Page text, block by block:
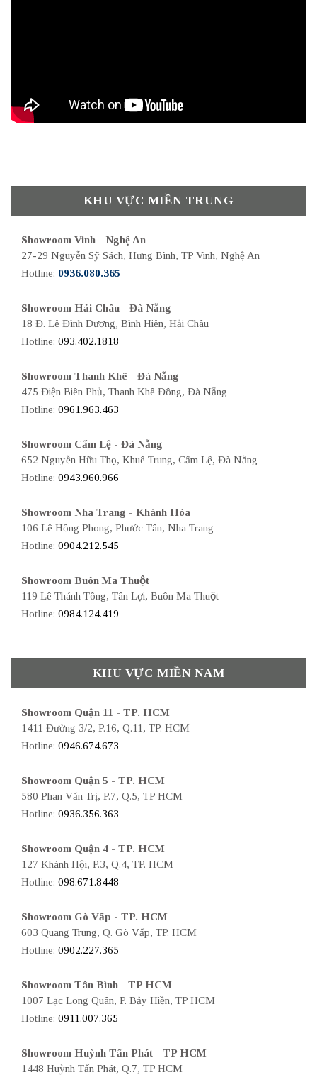
KHU VỰC MIỀN TRUNG
Showroom Vinh - Nghệ An
27-29 Nguyễn Sỹ Sách, Hưng Bình, TP Vinh, Nghệ An
Hotline: 0936.080.365
Showroom Hải Châu - Đà Nẵng
18 Đ. Lê Đình Dương, Bình Hiên, Hải Châu
Hotline: 093.402.1818
Showroom Thanh Khê - Đà Nẵng
475 Điện Biên Phủ, Thanh Khê Đông, Đà Nẵng
Hotline: 0961.963.463
Showroom Cẩm Lệ - Đà Nẵng
652 Nguyễn Hữu Thọ, Khuê Trung, Cẩm Lệ, Đà Nẵng
Hotline: 0943.960.966
Showroom Nha Trang - Khánh Hòa
106 Lê Hồng Phong, Phước Tân, Nha Trang
Hotline: 0904.212.545
Showroom Buôn Ma Thuột
119 Lê Thánh Tông, Tân Lợi, Buôn Ma Thuột
Hotline: 0984.124.419
KHU VỰC MIỀN NAM
Showroom Quận 11 - TP. HCM
1411 Đường 3/2, P.16, Q.11, TP. HCM
Hotline: 0946.674.673
Showroom Quận 5 - TP. HCM
580 Phan Văn Trị, P.7, Q.5, TP HCM
Hotline: 0936.356.363
Showroom Quận 4 - TP. HCM
127 Khánh Hội, P.3, Q.4, TP. HCM
Hotline: 098.671.8448
Showroom Gò Vấp - TP. HCM
603 Quang Trung, Q. Gò Vấp, TP. HCM
Hotline: 0902.227.365
Showroom Tân Bình - TP HCM
1007 Lạc Long Quân, P. Bảy Hiền, TP HCM
Hotline: 0911.007.365
Showroom Huỳnh Tấn Phát - TP HCM
1448 Huỳnh Tấn Phát, Q.7, TP HCM